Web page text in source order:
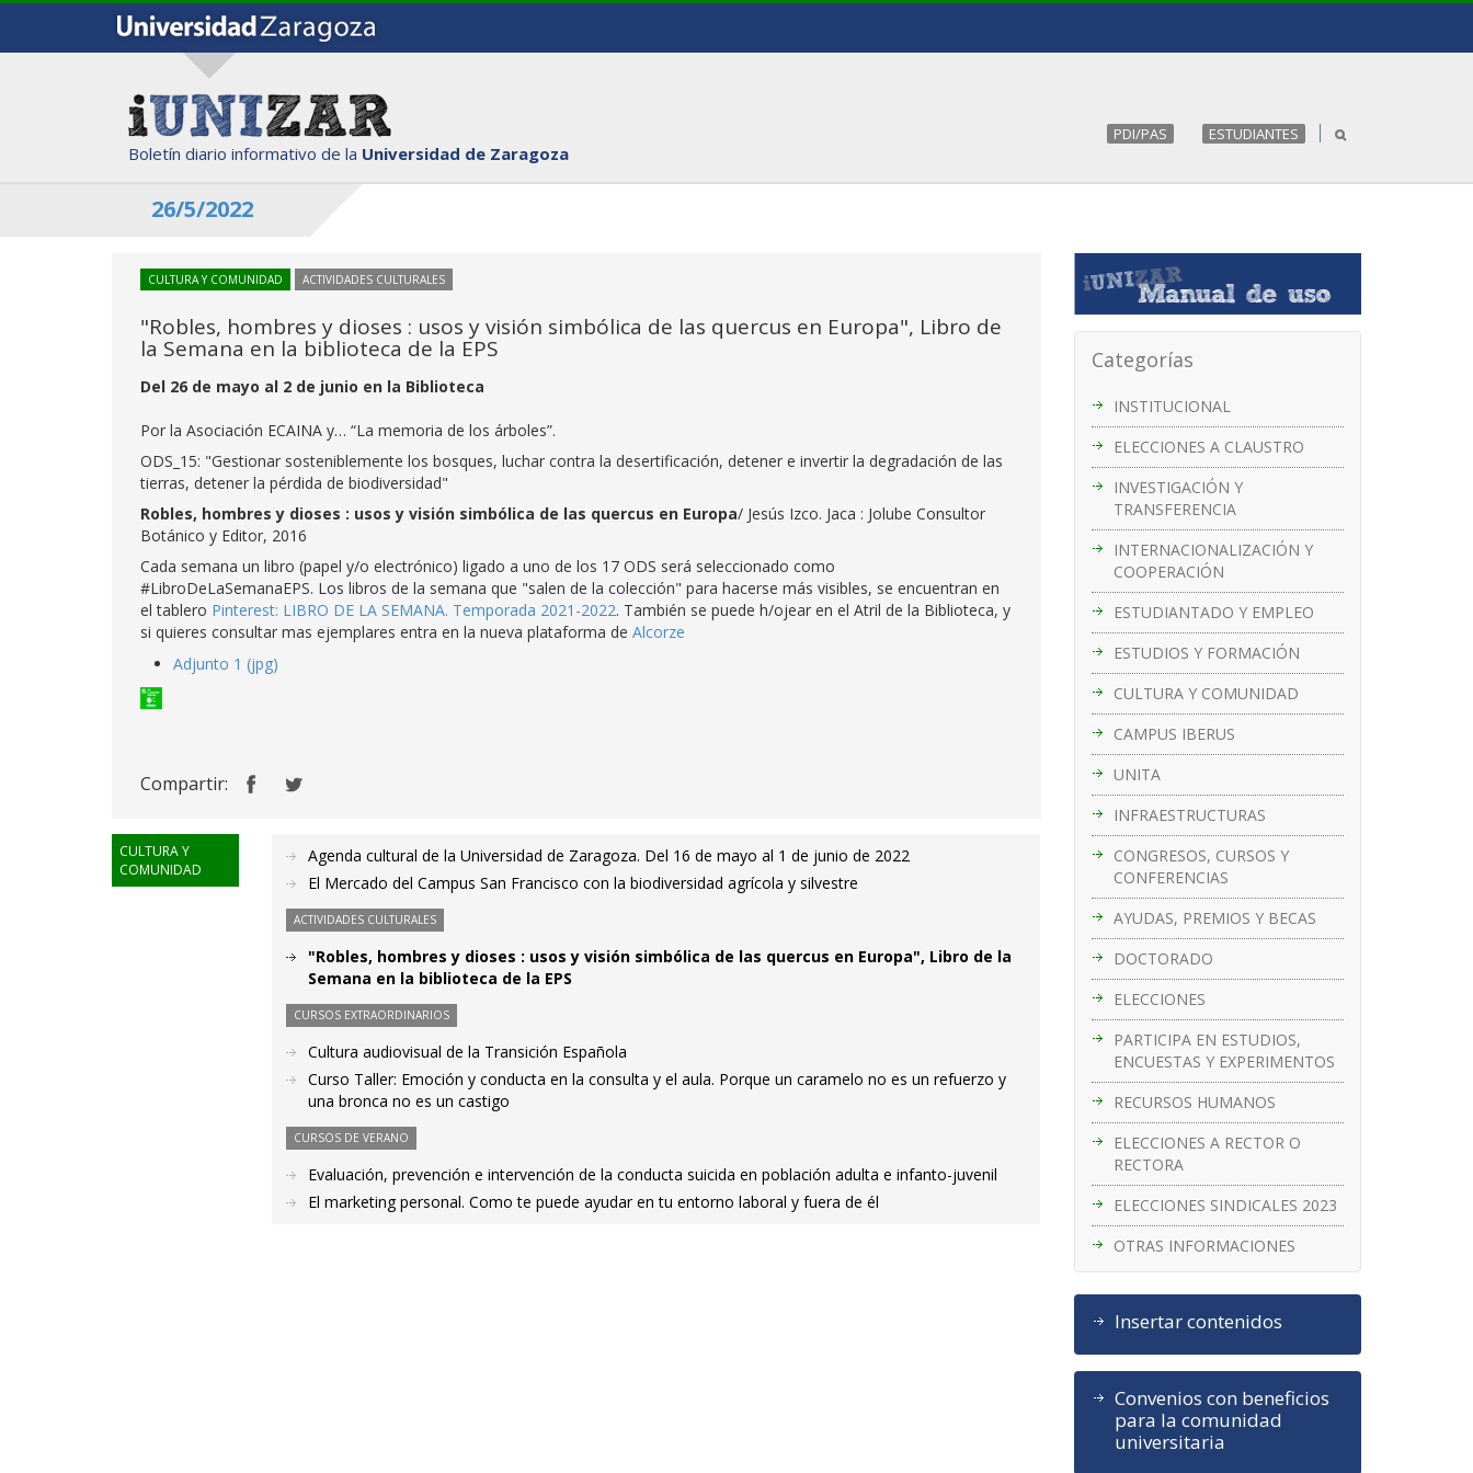
Boletín diario informativo de la Universidad de Zaragoza
PDI/PAS ESTUDIANTES
26/5/2022
Categorías
INSTITUCIONAL
ELECCIONES A CLAUSTRO
INVESTIGACIÓN Y
TRANSFERENCIA
INTERNACIONALIZACIÓN Y
COOPERACIÓN
ESTUDIANTADO Y EMPLEO
ESTUDIOS Y FORMACIÓN
CULTURA Y COMUNIDAD
CAMPUS IBERUS
UNITA
INFRAESTRUCTURAS
CONGRESOS, CURSOS Y
CONFERENCIAS
AYUDAS, PREMIOS Y BECAS
DOCTORADO
ELECCIONES
PARTICIPA EN ESTUDIOS,
ENCUESTAS Y EXPERIMENTOS
RECURSOS HUMANOS
ELECCIONES A RECTOR O
RECTORA
ELECCIONES SINDICALES 2023
OTRAS INFORMACIONES
Insertar contenidos
Convenios con beneficios
para la comunidad
universitaria
CULTURA Y COMUNIDAD ACTIVIDADES CULTURALES
"Robles, hombres y dioses : usos y visión simbólica de las quercus en Europa", Libro de
la Semana en la biblioteca de la EPS
Del 26 de mayo al 2 de junio en la Biblioteca
Por la Asociación ECAINA y… “La memoria de los árboles”.
ODS_15: "Gestionar sosteniblemente los bosques, luchar contra la desertificación, detener e invertir la degradación de las
tierras, detener la pérdida de biodiversidad"
Robles, hombres y dioses : usos y visión simbólica de las quercus en Europa/ Jesús Izco. Jaca : Jolube Consultor
Botánico y Editor, 2016
Cada semana un libro (papel y/o electrónico) ligado a uno de los 17 ODS será seleccionado como
#LibroDeLaSemanaEPS. Los libros de la semana que "salen de la colección" para hacerse más visibles, se encuentran en
el tablero Pinterest: LIBRO DE LA SEMANA. Temporada 2021-2022. También se puede h/ojear en el Atril de la Biblioteca, y
si quieres consultar mas ejemplares entra en la nueva plataforma de Alcorze
Adjunto 1 (jpg)
Compartir:
CULTURA Y
COMUNIDAD
Agenda cultural de la Universidad de Zaragoza. Del 16 de mayo al 1 de junio de 2022
El Mercado del Campus San Francisco con la biodiversidad agrícola y silvestre
ACTIVIDADES CULTURALES
"Robles, hombres y dioses : usos y visión simbólica de las quercus en Europa", Libro de la
Semana en la biblioteca de la EPS
CURSOS EXTRAORDINARIOS
Cultura audiovisual de la Transición Española
Curso Taller: Emoción y conducta en la consulta y el aula. Porque un caramelo no es un refuerzo y
una bronca no es un castigo
CURSOS DE VERANO
Evaluación, prevención e intervención de la conducta suicida en población adulta e infanto-juvenil
El marketing personal. Como te puede ayudar en tu entorno laboral y fuera de él